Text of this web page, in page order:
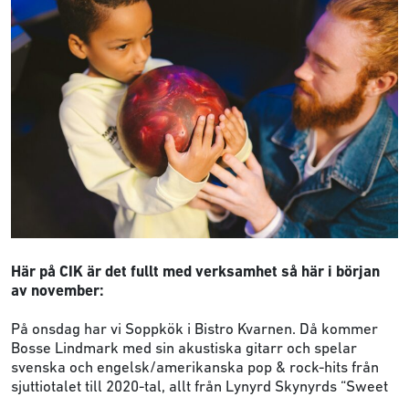
Här på CIK är det fullt med verksamhet så här i början
av november:
På onsdag har vi Soppkök i Bistro Kvarnen. Då kommer
Bosse Lindmark med sin akustiska gitarr och spelar
svenska och engelsk/amerikanska pop & rock-hits från
sjuttiotalet till 2020-tal, allt från Lynyrd Skynyrds “Sweet